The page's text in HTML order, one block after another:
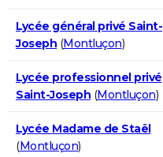
Lycée général privé Saint-
Joseph (Montluçon)
Lycée professionnel privé
Saint-Joseph (Montluçon)
Lycée Madame de Staël
(Montluçon)